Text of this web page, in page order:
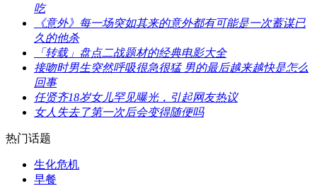
吃
​《意外》每一场突如其来的意外都有可能是一次蓄谋已
久的他杀
​「转载」盘点二战题材的经典电影大全
​接吻时男生突然呼吸很急很猛 男的最后越来越快是怎么
回事
​任贤齐18岁女儿罕见曝光，引起网友热议
​女人失去了第一次后会变得随便吗
热门话题
​生化危机
早餐